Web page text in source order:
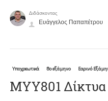
Διδάσκοντας
Ευάγγελος Παπαπέτρου
Υποχρεωτικά 8ο εξάμηνο Εαρινό
ΜΥΥ801 Δίκτυα